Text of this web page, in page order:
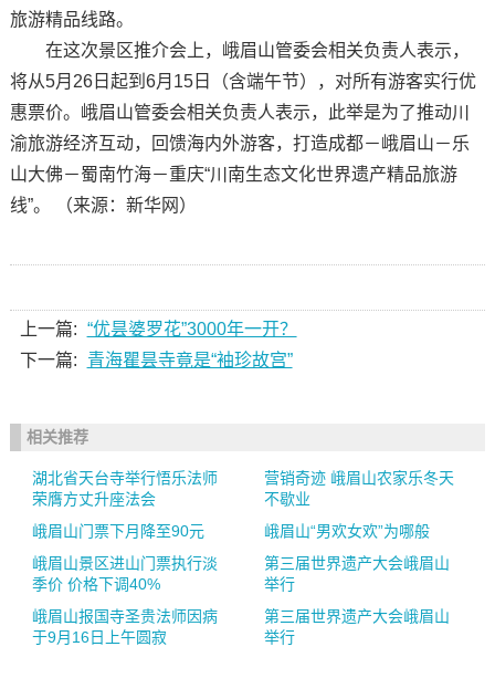
旅游精品线路。
在这次景区推介会上，峨眉山管委会相关负责人表示，
将从5月26日起到6月15日（含端午节），对所有游客实行优
惠票价。峨眉山管委会相关负责人表示，此举是为了推动川
渝旅游经济互动，回馈海内外游客，打造成都－峨眉山－乐
山大佛－蜀南竹海－重庆“川南生态文化世界遗产精品旅游
线”。 （来源：新华网）
上一篇: “优昙婆罗花”3000年一开？
下一篇:
青海瞿昙寺竟是“袖珍故宫”
相关推荐
湖北省天台寺举行悟乐法师
荣膺方丈升座法会
营销奇迹 峨眉山农家乐冬天
不歇业
峨眉山门票下月降至90元
峨眉山“男欢女欢”为哪般
峨眉山景区进山门票执行淡
季价 价格下调40%
第三届世界遗产大会峨眉山
举行
峨眉山报国寺圣贵法师因病
于9月16日上午圆寂
第三届世界遗产大会峨眉山
举行